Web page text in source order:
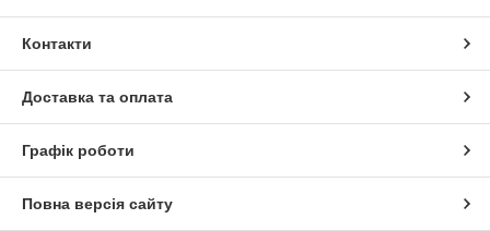
Контакти
Доставка та оплата
Графік роботи
Повна версія сайту